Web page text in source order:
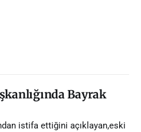
Bayrak
istifa ettiğini açıklayan,eski